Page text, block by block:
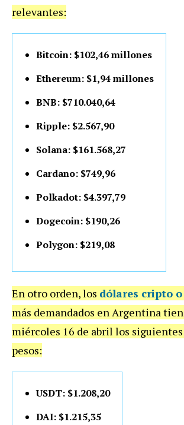
relevantes:
Bitcoin: $102,46 millones
Ethereum: $1,94 millones
BNB: $710.040,64
Ripple: $2.567,90
Solana: $161.568,27
Cardano: $749,96
Polkadot: $4.397,79
Dogecoin: $190,26
Polygon: $219,08
En otro orden, los dólares cripto
más demandados en Argentina
miércoles 16 de abril los
pesos:
USDT: $1.208,20
DAI: $1.215,35